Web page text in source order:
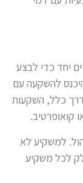
יחד כדי לבצע
להשקעה עם
כלל, השקעות
קואופרטיב.
למשקיע לא
לכל משקיע